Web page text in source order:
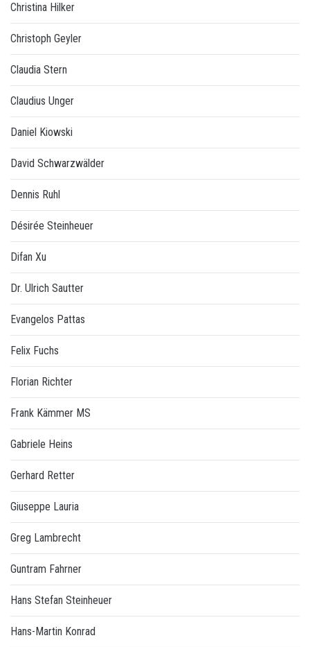
Christina Hilker
Christoph Geyler
Claudia Stern
Claudius Unger
Daniel Kiowski
David Schwarzwälder
Dennis Ruhl
Désirée Steinheuer
Difan Xu
Dr. Ulrich Sautter
Evangelos Pattas
Felix Fuchs
Florian Richter
Frank Kämmer MS
Gabriele Heins
Gerhard Retter
Giuseppe Lauria
Greg Lambrecht
Guntram Fahrner
Hans Stefan Steinheuer
Hans-Martin Konrad